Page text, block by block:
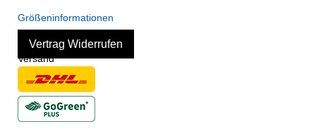
Größeninformationen
Vertrag Widerrufen
Versand